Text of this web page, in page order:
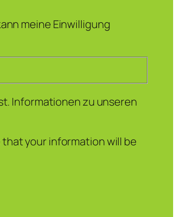
meine Einwilligung
Informationen zu unseren
your information will be